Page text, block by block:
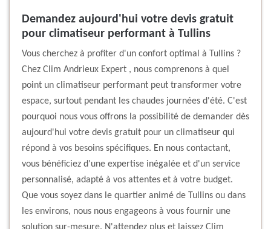
Demandez aujourd'hui votre devis gratuit
pour climatiseur performant à Tullins
Vous cherchez à profiter d'un confort optimal à Tullins ?
Chez Clim Andrieux Expert , nous comprenons à quel
point un climatiseur performant peut transformer votre
espace, surtout pendant les chaudes journées d'été. C'est
pourquoi nous vous offrons la possibilité de demander dès
aujourd'hui votre devis gratuit pour un climatiseur qui
répond à vos besoins spécifiques. En nous contactant,
vous bénéficiez d'une expertise inégalée et d'un service
personnalisé, adapté à vos attentes et à votre budget.
Que vous soyez dans le quartier animé de Tullins ou dans
les environs, nous nous engageons à vous fournir une